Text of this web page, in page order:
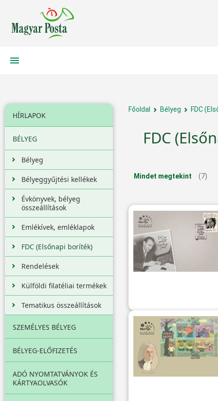
HÍRLAPOK
BÉLYEG
Bélyeg
Bélyeggyűjtési kellékek
Évkönyvek, bélyeg
összeállítások
Emlékívek, emléklapok
FDC (Elsőnapi boríték)
Rendelések
Külföldi filatéliai termékek
Tematikus összeállítások
SZEMÉLYES BÉLYEG
BÉLYEG-ELŐFIZETÉS
ADÓ NYOMTATVÁNYOK ÉS
KÁRTYAOLVASÓK
Főoldal Bélyeg FDC
FDC
Mindet megtekint (7)